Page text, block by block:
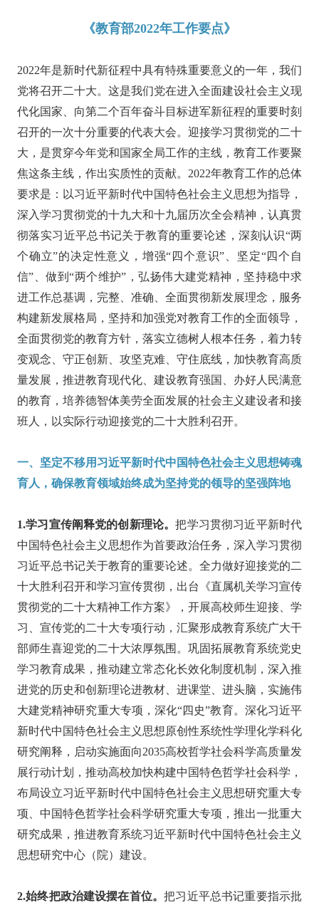
《教育部2022年工作要点》
2022年是新时代新征程中具有特殊重要意义的一年，我们
党将召开二十大。这是我们党在进入全面建设社会主义现
代化国家、向第二个百年奋斗目标进军新征程的重要时刻
召开的一次十分重要的代表大会。迎接学习贯彻党的二十
大，是贯穿今年党和国家全局工作的主线，教育工作要聚
焦这条主线，作出实质性的贡献。2022年教育工作的总体
要求是：以习近平新时代中国特色社会主义思想为指导，
深入学习贯彻党的十九大和十九届历次全会精神，认真贯
彻落实习近平总书记关于教育的重要论述，深刻认识“两
个确立”的决定性意义，增强“四个意识”、坚定“四个自
信”、做到“两个维护”，弘扬伟大建党精神，坚持稳中求
进工作总基调，完整、准确、全面贯彻新发展理念，服务
构建新发展格局，坚持和加强党对教育工作的全面领导，
全面贯彻党的教育方针，落实立德树人根本任务，着力转
变观念、守正创新、攻坚克难、守住底线，加快教育高质
量发展，推进教育现代化、建设教育强国、办好人民满意
的教育，培养德智体美劳全面发展的社会主义建设者和接
班人，以实际行动迎接党的二十大胜利召开。
一、坚定不移用习近平新时代中国特色社会主义思想铸魂
育人，确保教育领域始终成为坚持党的领导的坚强阵地
1.学习宣传阐释党的创新理论。把学习贯彻习近平新时代
中国特色社会主义思想作为首要政治任务，深入学习贯彻
习近平总书记关于教育的重要论述。全力做好迎接党的二
十大胜利召开和学习宣传贯彻，出台《直属机关学习宣传
贯彻党的二十大精神工作方案》，开展高校师生迎接、学
习、宣传党的二十大专项行动，汇聚形成教育系统广大干
部师生喜迎党的二十大浓厚氛围。巩固拓展教育系统党史
学习教育成果，推动建立常态化长效化制度机制，深入推
进党的历史和创新理论进教材、进课堂、进头脑，实施伟
大建党精神研究重大专项，深化“四史”教育。深化习近平
新时代中国特色社会主义思想原创性系统性学理化学科化
研究阐释，启动实施面向2035高校哲学社会科学高质量发
展行动计划，推动高校加快构建中国特色哲学社会科学，
布局设立习近平新时代中国特色社会主义思想研究重大专
项、中国特色哲学社会科学研究重大专项，推出一批重大
研究成果，推进教育系统习近平新时代中国特色社会主义
思想研究中心（院）建设。
2.始终把政治建设摆在首位。把习近平总书记重要指示批